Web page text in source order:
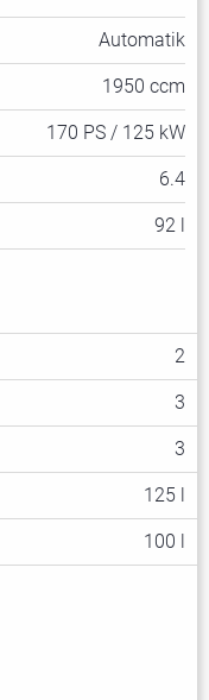
Automatik
1950 ccm
170 PS / 125 kW
6.4
92 l
2
3
3
125 l
100 l